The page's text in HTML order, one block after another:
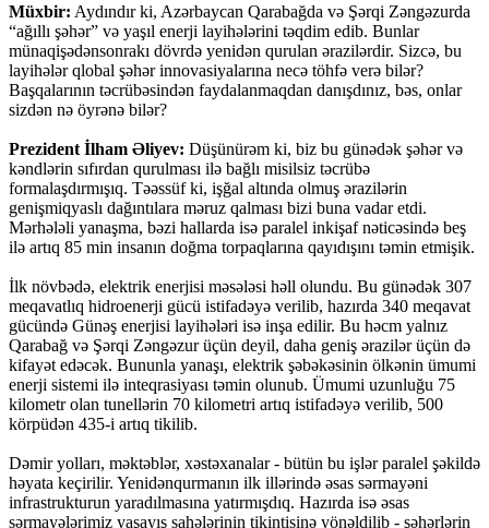
Müxbir: Aydındır ki, Azərbaycan Qarabağda və Şərqi Zəngəzurda
“ağıllı şəhər” və yaşıl enerji layihələrini təqdim edib. Bunlar
münaqişədənsonrakı dövrdə yenidən qurulan ərazilərdir. Sizcə, bu
layihələr qlobal şəhər innovasiyalarına necə töhfə verə bilər?
Başqalarının təcrübəsindən faydalanmaqdan danışdınız, bəs, onlar
sizdən nə öyrənə bilər?
Prezident İlham Əliyev: Düşünürəm ki, biz bu günədək şəhər və
kəndlərin sıfırdan qurulması ilə bağlı misilsiz təcrübə
formalaşdırmışıq. Təəssüf ki, işğal altında olmuş ərazilərin
genişmiqyaslı dağıntılara məruz qalması bizi buna vadar etdi.
Mərhələli yanaşma, bəzi hallarda isə paralel inkişaf nəticəsində beş
ilə artıq 85 min insanın doğma torpaqlarına qayıdışını təmin etmişik.
İlk növbədə, elektrik enerjisi məsələsi həll olundu. Bu günədək 307
meqavatlıq hidroenerji gücü istifadəyə verilib, hazırda 340 meqavat
gücündə Günəş enerjisi layihələri isə inşa edilir. Bu həcm yalnız
Qarabağ və Şərqi Zəngəzur üçün deyil, daha geniş ərazilər üçün də
kifayət edəcək. Bununla yanaşı, elektrik şəbəkəsinin ölkənin ümumi
enerji sistemi ilə inteqrasiyası təmin olunub. Ümumi uzunluğu 75
kilometr olan tunellərin 70 kilometri artıq istifadəyə verilib, 500
körpüdən 435-i artıq tikilib.
Dəmir yolları, məktəblər, xəstəxanalar - bütün bu işlər paralel şəkildə
həyata keçirilir. Yenidənqurmanın ilk illərində əsas sərmayəni
infrastrukturun yaradılmasına yatırmışdıq. Hazırda isə əsas
sərmayələrimiz yaşayış sahələrinin tikintisinə yönəldilib - şəhərlərin